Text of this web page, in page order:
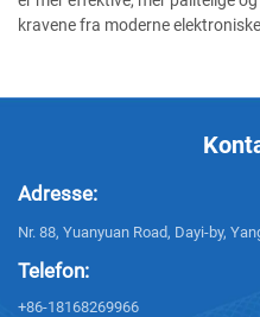
kravene fra moderne
Adresse:
Nr. 88, Yuanyuan Road, Dayi-by,
Telefon:
+86-18168269966